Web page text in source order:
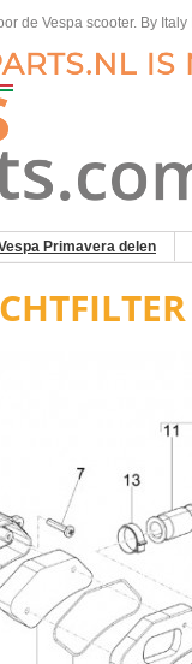
de Vespa scooter. By Italy
Primavera delen